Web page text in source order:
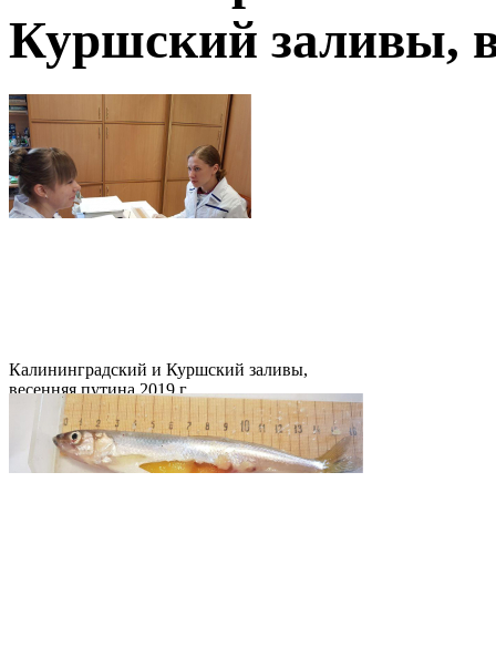
Куршский заливы,
Калининградский и Куршский заливы,
весенняя путина 2019 г.